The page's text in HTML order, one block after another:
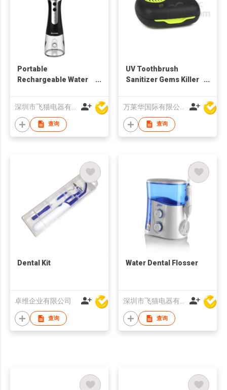
Portable
Rechargeable Water
查询
UV Toothbrush
Sanitizer Gems Killer
查询
Dental Kit
卓维企业有限公司
查询
Water Dental Flosser
查询